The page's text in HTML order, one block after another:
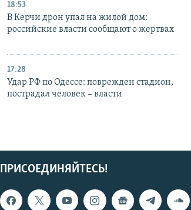
18:53
В Керчи дрон упал на жилой дом:
российские власти сообщают о жертвах
17:28
Удар РФ по Одессе: поврежден стадион,
пострадал человек – власти
ПРИСОЕДИНЯЙТЕСЬ!